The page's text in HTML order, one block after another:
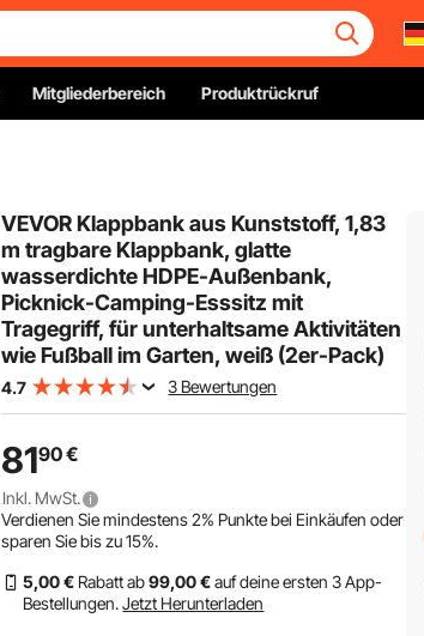
Mitgliederbereich Produktrückruf
VEVOR Klappbank aus Kunststoff, 1,83
m tragbare Klappbank, glatte
wasserdichte HDPE-Außenbank,
Picknick-Camping-Esssitz mit
Tragegriff, für unterhaltsame Aktivitäten
wie Fußball im Garten, weiß (2er-Pack)
4.7 3 Bewertungen
8190€
Inkl. MwSt.
Verdienen Sie mindestens2% Punkte bei Einkäufen oder
sparen Sie bis zu15%.
5,00 € Rabatt ab99,00 €auf deine ersten 3 App-
Bestellungen. Jetzt Herunterladen